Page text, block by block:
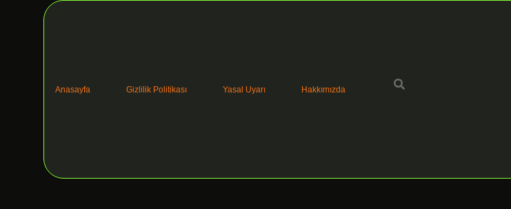
Anasayfa Gizlilik Politikası Yasal Uyarı Hakkımızda